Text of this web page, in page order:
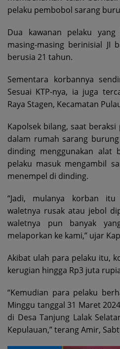
pelaku pembobol sarang
Dua kawanan pelaku
masing-masing berinisial JI
berusia 21 tahun.
Sementara korbannya
Sesuai KTP-nya, ia juga
Raya Stagen, Kecamatan
Kapolsek bilang, saat
dalam rumah sarang
dinding menggunakan alat
pelaku masuk mengambil
menempel di dinding.
“Jadi, mulanya korban
waletnya rusak atau jebol
waletnya pun banyak
melaporkan ke kami,” ujar
Akibat ulah para pelaku itu,
kerugian hingga Rp3 juta
“Kemudian para pelaku
Minggu tanggal 31 Maret
di Desa Tanjung Lalak
Kepulauan,” terang Amir,